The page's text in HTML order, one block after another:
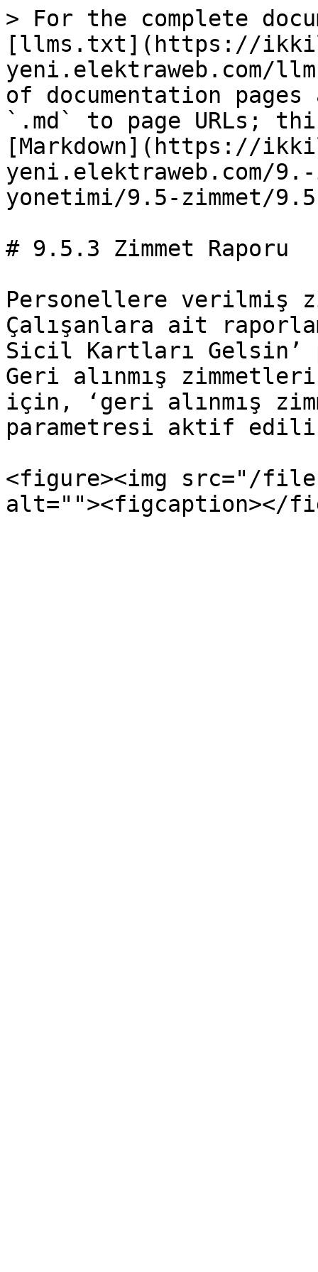
> For the complete
[llms.txt](https://
yeni.elektraweb.com/
of documentation
`.md` to page URLs;
[Markdown](https://
yeni.elektraweb.com/
yonetimi/9.5-zimmet/
# 9.5.3 Zimmet Raporu
Personellere verilmiş
Çalışanlara ait
Sicil Kartları
Geri alınmış
için, ‘geri alınmış
parametresi aktif
<figure><img src="/files/